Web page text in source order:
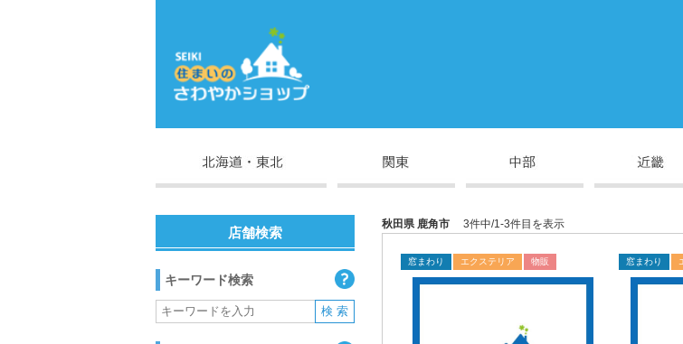
秋田県 鹿角市 3件中/1-3件目を表示
窓まわり エクステリア 物販 窓まわり
店舗検索
キーワード検索